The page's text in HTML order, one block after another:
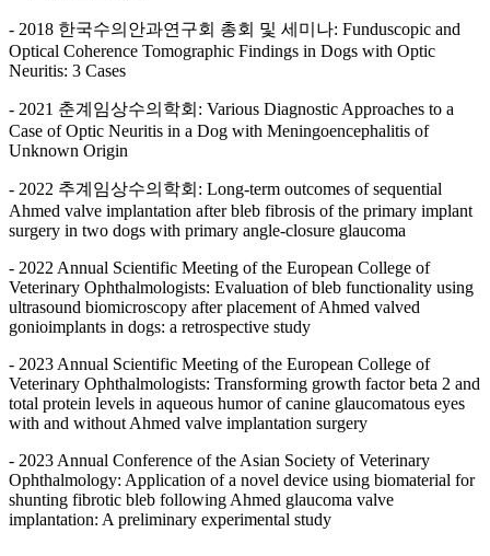
- 2018 한국수의안과연구회 총회 및 세미나: Funduscopic and
Optical Coherence Tomographic Findings in Dogs with Optic
Neuritis: 3 Cases
- 2021 춘계임상수의학회: Various Diagnostic Approaches to a
Case of Optic Neuritis in a Dog with Meningoencephalitis of
Unknown Origin
- 2022 추계임상수의학회: Long-term outcomes of sequential
Ahmed valve implantation after bleb fibrosis of the primary implant
surgery in two dogs with primary angle-closure glaucoma
- 2022 Annual Scientific Meeting of the European College of
Veterinary Ophthalmologists: Evaluation of bleb functionality using
ultrasound biomicroscopy after placement of Ahmed valved
gonioimplants in dogs: a retrospective study
- 2023 Annual Scientific Meeting of the European College of
Veterinary Ophthalmologists: Transforming growth factor beta 2 and
total protein levels in aqueous humor of canine glaucomatous eyes
with and without Ahmed valve implantation surgery
- 2023 Annual Conference of the Asian Society of Veterinary
Ophthalmology: Application of a novel device using biomaterial for
shunting fibrotic bleb following Ahmed glaucoma valve
implantation: A preliminary experimental study